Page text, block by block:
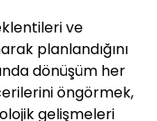
ve
planlandığını
dönüşüm her
öngörmek,
gelişmeleri